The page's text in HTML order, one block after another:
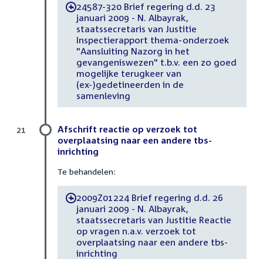
-24587-320 Brief regering d.d. 23
januari 2009 - N. Albayrak,
staatssecretaris van Justitie
Inspectierapport thema-onderzoek
"Aansluiting Nazorg in het
gevangeniswezen" t.b.v. een zo goed
mogelijke terugkeer van
(ex-)gedetineerden in de
samenleving
Afschrift reactie op verzoek tot
overplaatsing naar een andere tbs-
inrichting
Te behandelen:
-2009Z01224 Brief regering d.d. 26
januari 2009 - N. Albayrak,
staatssecretaris van Justitie Reactie
op vragen n.a.v. verzoek tot
overplaatsing naar een andere tbs-
inrichting
21